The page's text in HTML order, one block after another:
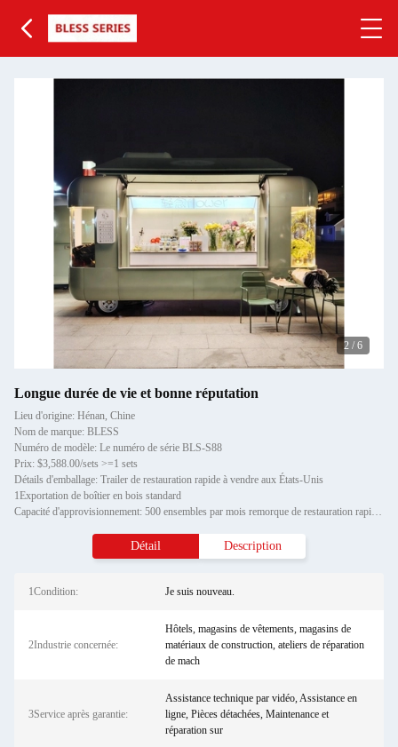
3 / 6
Longue durée de vie et bonne réputation
Lieu d'origine: Hénan, Chine
Nom de marque: BLESS
Numéro de modèle: Le numéro de série BLS-S88
Prix: $3,588.00/sets >=1 sets
Détails d'emballage: Trailer de restauration rapide à vendre aux États-Unis
1Exportation de boîtier en bois standard
Capacité d'approvisionnement: 500 ensembles par mois remorque de restauration rapide à vendre
Détail Description
1Condition: Je suis nouveau.
2Industrie concernée:
Hôtels, magasins de vêtements, magasins de
matériaux de construction, ateliers de réparation
de mach
3Service après garantie:
Assistance technique par vidéo, Assistance en
ligne, Pièces détachées, Maintenance et
réparation sur